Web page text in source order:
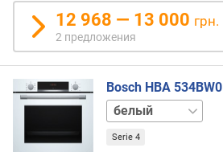
ь
т
е
п
12 968 — 13 000 грн.
2 предложения
Bosch HBA 534BW0
черный
Serie 4